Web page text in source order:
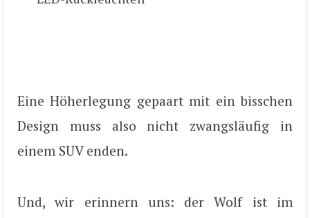
Eine Höherlegung gepaart mit ein bisschen
Design muss also nicht zwangsläufig in
einem SUV enden.
Und, wir erinnern uns: der Wolf ist im